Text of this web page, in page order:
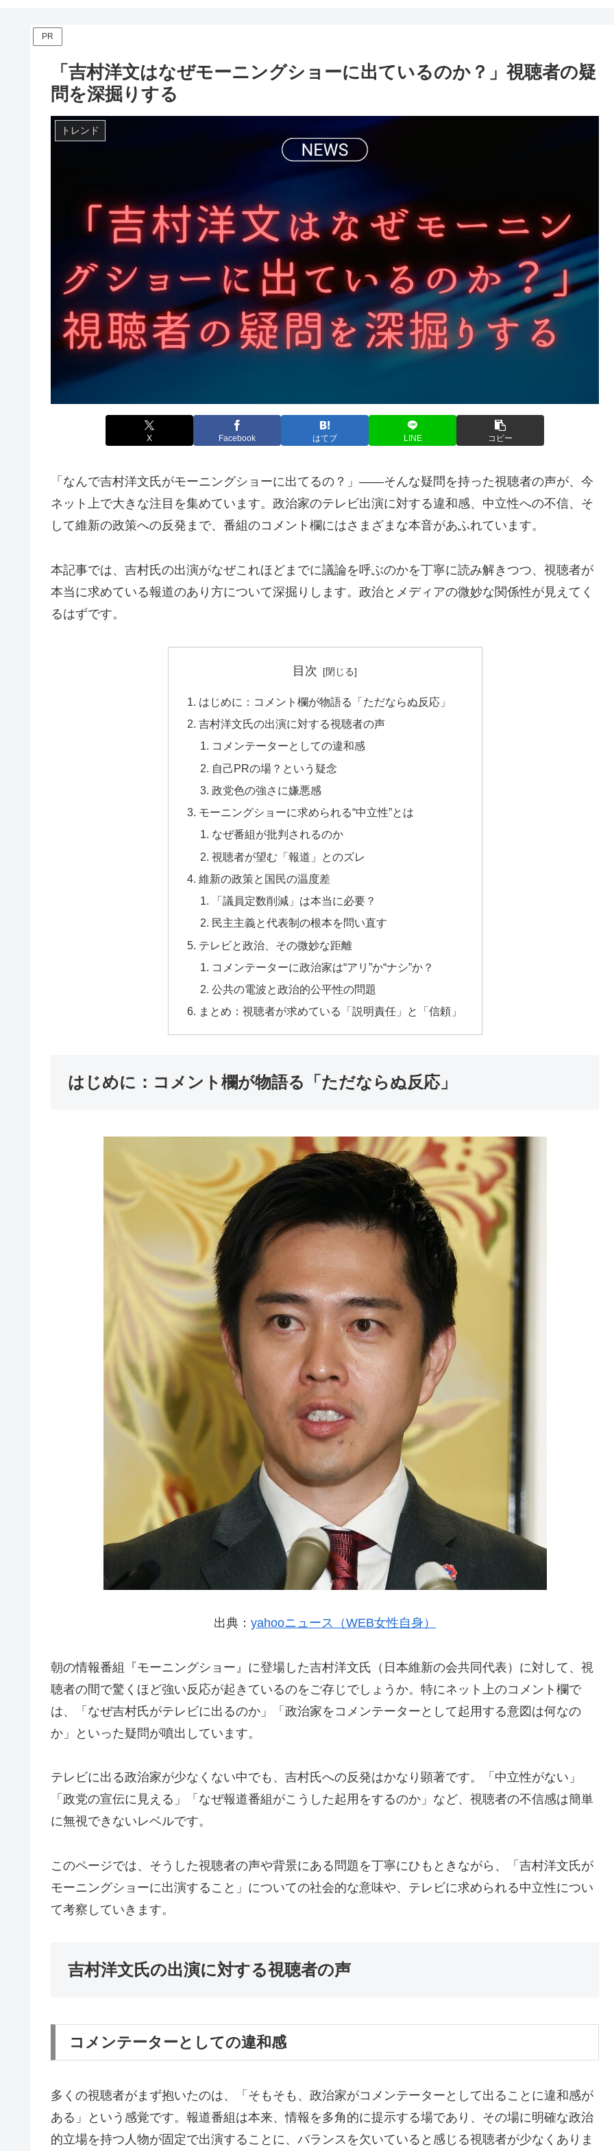
PR
「吉村洋文はなぜモーニングショーに出ているのか？」視聴者の疑
問を深掘りする
トレンド
X Facebook はてブ LINE コピー
「なんで吉村洋文氏がモーニングショーに出てるの？」――そんな疑問を持った視聴者の声が、今
ネット上で大きな注目を集めています。政治家のテレビ出演に対する違和感、中立性への不信、そ
して維新の政策への反発まで、番組のコメント欄にはさまざまな本音があふれています。
本記事では、吉村氏の出演がなぜこれほどまでに議論を呼ぶのかを丁寧に読み解きつつ、視聴者が
本当に求めている報道のあり方について深掘りします。政治とメディアの微妙な関係性が見えてく
るはずです。
目次
はじめに：コメント欄が物語る「ただならぬ反応」
吉村洋文氏の出演に対する視聴者の声
コメンテーターとしての違和感
自己PRの場？という疑念
政党色の強さに嫌悪感
モーニングショーに求められる“中立性”とは
なぜ番組が批判されるのか
視聴者が望む「報道」とのズレ
維新の政策と国民の温度差
「議員定数削減」は本当に必要？
民主主義と代表制の根本を問い直す
テレビと政治、その微妙な距離
コメンテーターに政治家は“アリ”か“ナシ”か？
公共の電波と政治的公平性の問題
まとめ：視聴者が求めている「説明責任」と「信頼」
はじめに：コメント欄が物語る「ただならぬ反応」
出典： yahooニュース（WEB女性自身）
朝の情報番組『モーニングショー』に登場した吉村洋文氏（日本維新の会共同代表）に対して、視
聴者の間で驚くほど強い反応が起きているのをご存じでしょうか。特にネット上のコメント欄で
は、「なぜ吉村氏がテレビに出るのか」「政治家をコメンテーターとして起用する意図は何なの
か」といった疑問が噴出しています。
テレビに出る政治家が少なくない中でも、吉村氏への反発はかなり顕著です。「中立性がない」
「政党の宣伝に見える」「なぜ報道番組がこうした起用をするのか」など、視聴者の不信感は簡単
に無視できないレベルです。
このページでは、そうした視聴者の声や背景にある問題を丁寧にひもときながら、「吉村洋文氏が
モーニングショーに出演すること」についての社会的な意味や、テレビに求められる中立性につい
て考察していきます。
吉村洋文氏の出演に対する視聴者の声
コメンテーターとしての違和感
多くの視聴者がまず抱いたのは、「そもそも、政治家がコメンテーターとして出ることに違和感が
ある」という感覚です。報道番組は本来、情報を多角的に提示する場であり、その場に明確な政治
的立場を持つ人物が固定で出演することに、バランスを欠いていると感じる視聴者が少なくありま